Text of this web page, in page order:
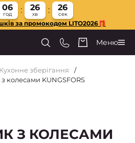
06
год
26
хв
25
сек
за промокодом LITO2026🎁
Меню
Кухонне зберігання
колесами KUNGSFORS
З КОЛЕСАМИ